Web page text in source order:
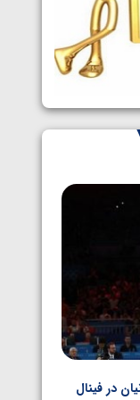
1405/05/06
در فینال